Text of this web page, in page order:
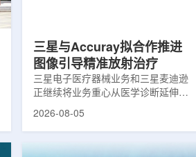
三星与Accuray拟合作推进
图像引导精准放射治疗
三星电子医疗器械业务和三星麦迪逊
正继续将业务重心从医学诊断延伸至
治疗领域。8月5日，三星HME美国
书，双方计划围绕基于容积成像的精
2026-08-05